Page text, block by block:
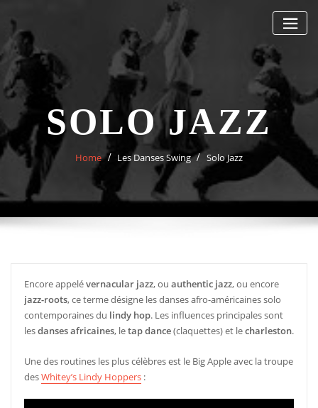
content
SOLO JAZZ
Home Les Danses Swing Solo Jazz
Encore appelévernacular jazz, ou authentic jazz, ou encore
jazz-roots, ce terme désigne les danses afro-américaines solo
contemporaines du lindy hop. Les influences principales sont
lesdanses africaines, letap dance(claquettes) et lecharleston.
Une des routines les plus célèbres est le Big Apple avec la troupe
desWhitey’s Lindy Hoppers: